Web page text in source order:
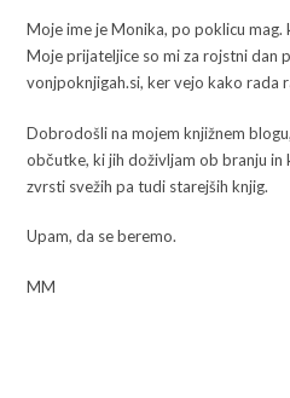
Moje ime je Monika, po poklicu mag.
Moje prijateljice so mi za rojstni dan
vonjpoknjigah.si, ker vejo kako rada
Dobrodošli na mojem knjižnem
občutke, ki jih doživljam ob branju
zvrsti svežih pa tudi starejših knjig.
Upam, da se beremo.
MM